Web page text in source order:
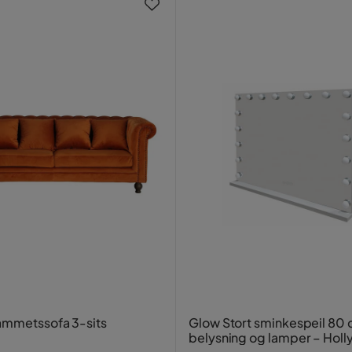
3-sits
Glow Stort sminkespeil 80
belysning og lamper –